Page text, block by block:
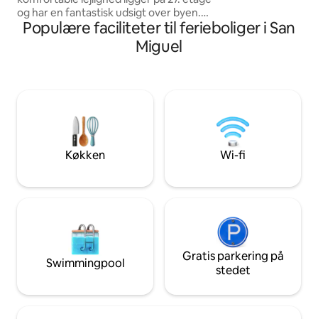
og har en fantastisk udsigt over byen.
Denne enhed var oprindeligt en 2-
værelses lejlighed, men blev omdannet
til en 1-værelses lejlighed, hvilket gør den
Sabana Park, restauranter og
supermarkeder. SECRT Sabana er en
funky bygning, der er berømt for sine
sjove fællesområder med Alice-tema.
en stue og et
Udenfor er der
Populære faciliteter til ferieboliger i San
Miguel
Køkken Wi-fi
Swimmingpool
Gratis parkering på
stedet